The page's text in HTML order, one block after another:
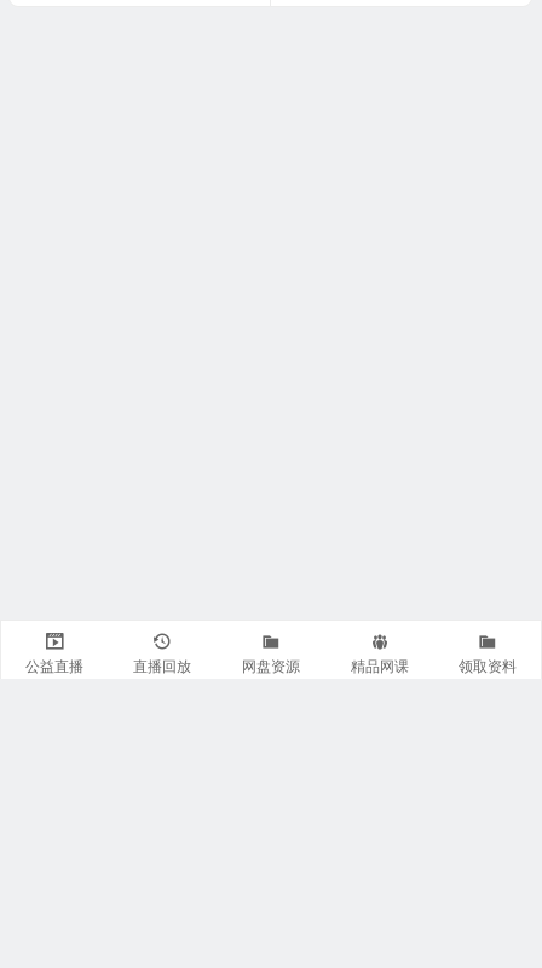
公益直播 直播回放 网盘资源 精品网课 领取资料